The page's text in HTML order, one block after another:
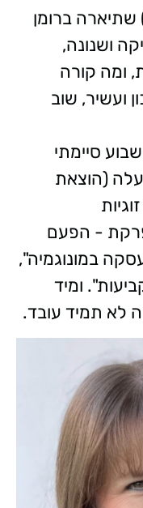
ברומן
ושנונה,
ומה קורה
ועשיר, שוב
סיימתי
(הוצאת
- הפעם
במונוגמיה",
ומיד
לא תמיד עובד.